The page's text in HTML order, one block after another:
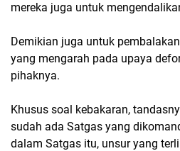
mereka juga untuk
Demikian juga untuk
yang mengarah pada upaya
pihaknya.
Khusus soal kebakaran,
sudah ada Satgas yang
dalam Satgas itu, unsur yang